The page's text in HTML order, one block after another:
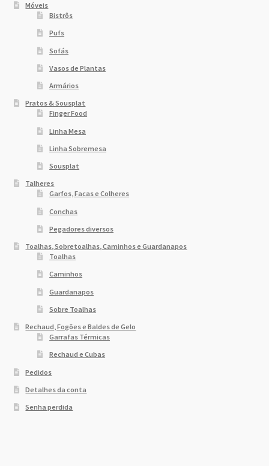
Móveis
Bistrôs
Pufs
Sofás
Vasos de Plantas
Armários
Pratos & Sousplat
Finger Food
Linha Mesa
Linha Sobremesa
Sousplat
Talheres
Garfos, Facas e Colheres
Conchas
Pegadores diversos
Toalhas, Sobretoalhas, Caminhos e Guardanapos
Toalhas
Caminhos
Guardanapos
Sobre Toalhas
Rechaud, Fogões e Baldes de Gelo
Garrafas Térmicas
Rechaud e Cubas
Pedidos
Detalhes da conta
Senha perdida